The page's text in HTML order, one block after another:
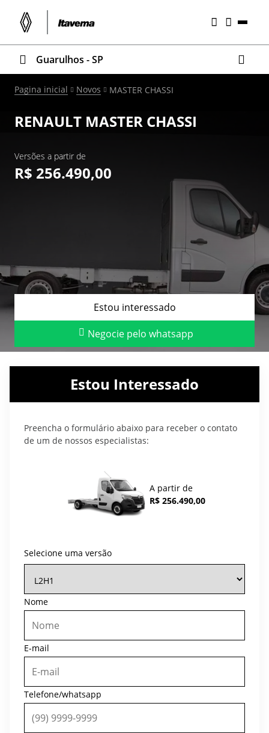
Guarulhos - SP
Pagina inicial Novos MASTER CHASSI
RENAULT MASTER CHASSI
Versões a partir de
R$ 256.490,00
Estou interessado
Negocie pelo whatsapp
Estou Interessado
Preencha o formulário abaixo para receber o contato
de um de nossos especialistas:
A partir de
R$ 256.490,00
Selecione uma versão
Nome
E-mail
Telefone/whatsapp